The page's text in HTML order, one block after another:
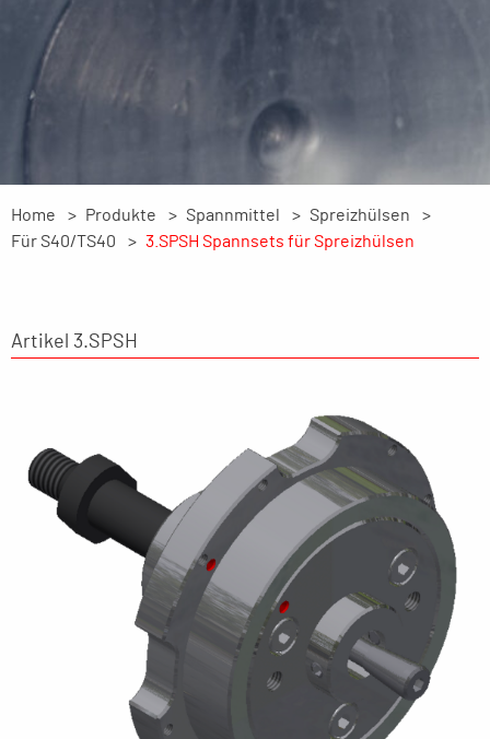
Home Produkte Spannmittel
Spreizhülsen
Für S40/TS40
3.SPSH Spannsets für Spreizhülsen
Artikel 3.SPSH